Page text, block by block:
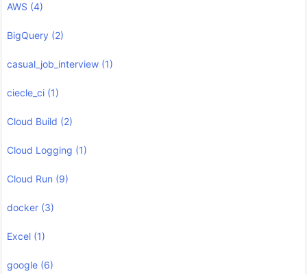
AWS (4)
BigQuery (2)
casual_job_interview (1)
ciecle_ci (1)
Cloud Build (2)
Cloud Logging (1)
Cloud Run (9)
docker (3)
Excel (1)
google (6)